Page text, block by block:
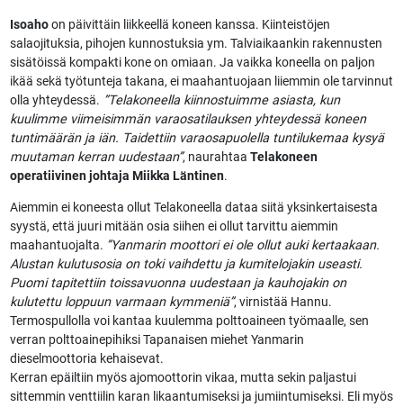
Isoahoon päivittäin liikkeellä koneen kanssa. Kiinteistöjen
salaojituksia, pihojen kunnostuksia ym. Talviaikaankin rakennusten
sisätöissä kompakti kone on omiaan. Ja vaikka koneella on paljon
ikää sekä työtunteja takana, ei maahantuojaan liiemmin ole tarvinnut
olla yhteydessä. ”Telakoneella kiinnostuimme asiasta, kun
kuulimme viimeisimmän varaosatilauksen yhteydessä koneen
tuntimäärän ja iän. Taidettiin varaosapuolella tuntilukemaa kysyä
muutaman kerran uudestaan”, naurahtaa Telakoneen
operatiivinen johtaja Miikka Läntinen.
Aiemmin ei koneesta ollut Telakoneella dataa siitä yksinkertaisesta
syystä, että juuri mitään osia siihen ei ollut tarvittu aiemmin
maahantuojalta. ”Yanmarin moottori ei ole ollut auki kertaakaan.
Alustan kulutusosia on toki vaihdettu ja kumitelojakin useasti.
Puomi tapitettiin toissavuonna uudestaan ja kauhojakin on
kulutettu loppuun varmaan kymmeniä”, virnistää Hannu.
Termospullolla voi kantaa kuulemma polttoaineen työmaalle, sen
verran polttoainepihiksi Tapanaisen miehet Yanmarin
dieselmoottoria kehaisevat.
Kerran epäiltiin myös ajomoottorin vikaa, mutta sekin paljastui
sittemmin venttiilin karan likaantumiseksi ja jumiintumiseksi. Eli myös